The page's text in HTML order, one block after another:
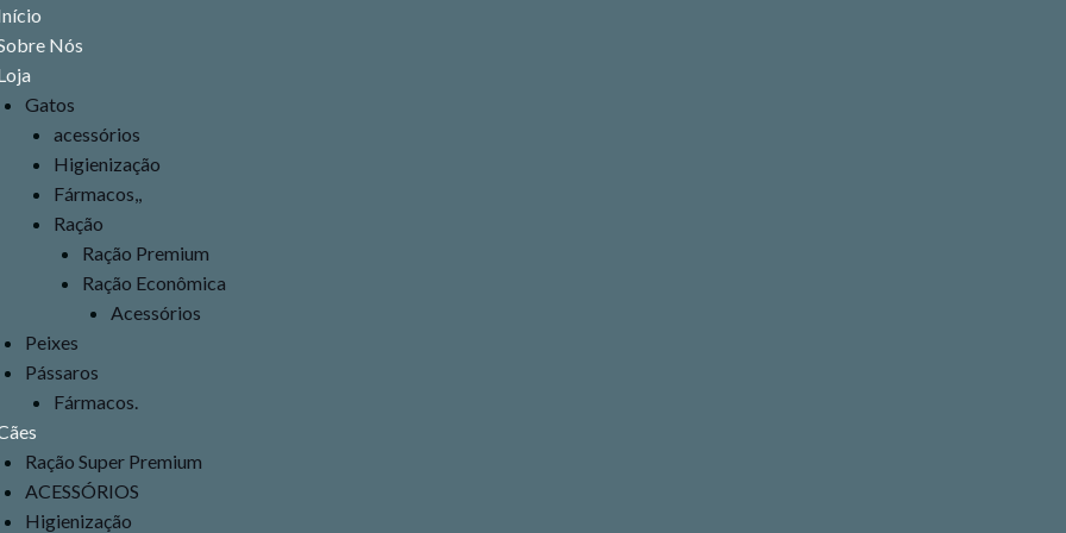
Nós
Gatos
acessórios
Higienização
Fármacos,,
Ração
Ração Premium
Ração Econômica
Acessórios
Peixes
Pássaros
Fármacos.
Ração Super Premium
ACESSÓRIOS
Higienização